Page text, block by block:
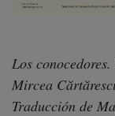
Los
Mircea
Traducción de